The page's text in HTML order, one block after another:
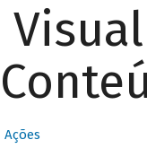
Ações